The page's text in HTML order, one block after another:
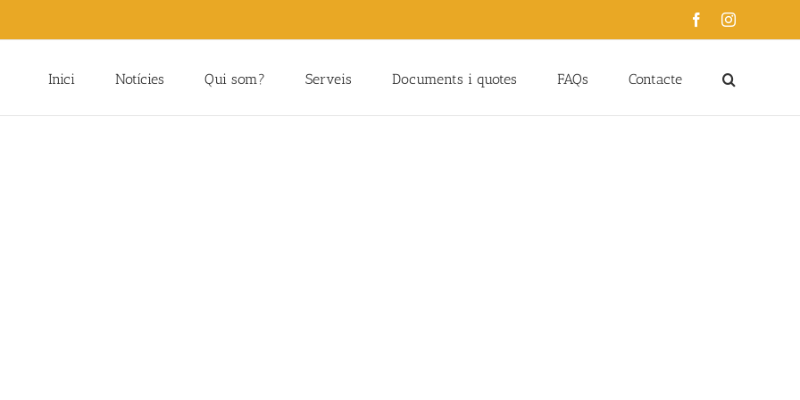
FacebookInstagram
Inici Notícies Qui som? Serveis Documents i quotes FAQs Contacte